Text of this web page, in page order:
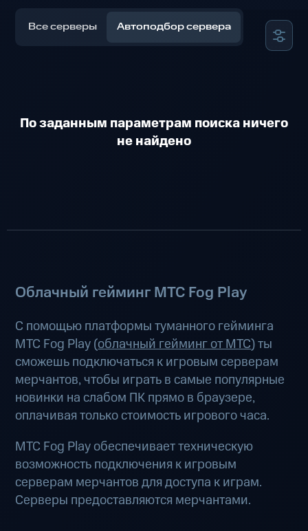
Все серверы Автоподбор сервера
По заданным параметрам поиска ничего
не найдено
Облачный гейминг МТС Fog Play
С помощью платформы туманного гейминга
МТС Fog Play (облачный гейминг от МТС) ты
сможешь подключаться к игровым серверам
мерчантов, чтобы играть в самые популярные
новинки на слабом ПК прямо в браузере,
оплачивая только стоимость игрового часа.
МТС Fog Play обеспечивает техническую
возможность подключения к игровым
серверам мерчантов для доступа к играм.
Серверы предоставляются мерчантами.